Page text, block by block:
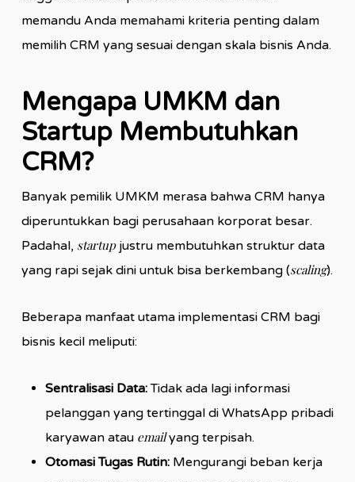
memandu Anda memahami kriteria penting dalam
memilih CRM yang sesuai dengan skala bisnis Anda.
Mengapa UMKM dan
Startup Membutuhkan
CRM?
Banyak pemilik UMKM merasa bahwa CRM hanya
diperuntukkan bagi perusahaan korporat besar.
Padahal, startupjustru membutuhkan struktur data
yang rapi sejak dini untuk bisa berkembang (scaling).
Beberapa manfaat utama implementasi CRM bagi
bisnis kecil meliputi:
Sentralisasi Data:Tidak ada lagi informasi
pelanggan yang tertinggal di WhatsApp pribadi
karyawan atau emailyang terpisah.
Otomasi Tugas Rutin:Mengurangi beban kerja